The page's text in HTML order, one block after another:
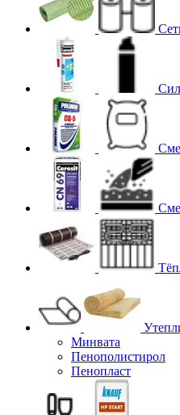
Минвата
Пенополистирол
Пенопласт